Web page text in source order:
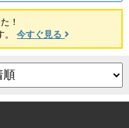
！
。今すぐ見る